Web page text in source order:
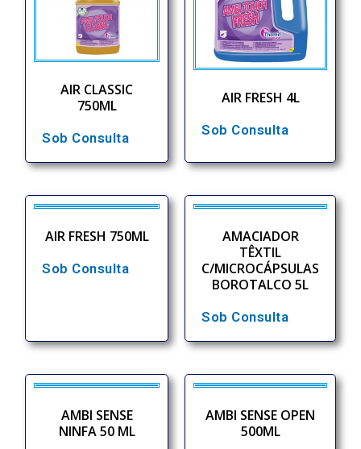
AIR CLASSIC
750ML
Sob Consulta
AIR FRESH 4L
Sob Consulta
AIR FRESH 750ML
Sob Consulta
AMACIADOR
TÊXTIL
C/MICROCÁPSULAS
BOROTALCO 5L
Sob Consulta
AMBI SENSE
NINFA 50 ML
AMBI SENSE OPEN
500ML